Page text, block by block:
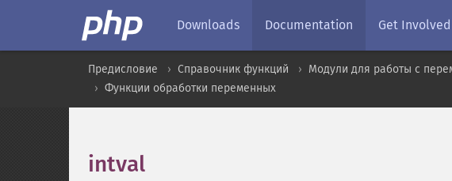
Downloads Documentation Get Involved
Предисловие Справочник функций Модули для работы с
Функции обработки переменных
intval